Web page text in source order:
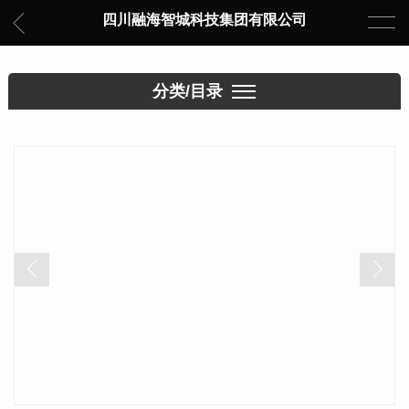
四川融海智城科技集团有限公司
分类/目录